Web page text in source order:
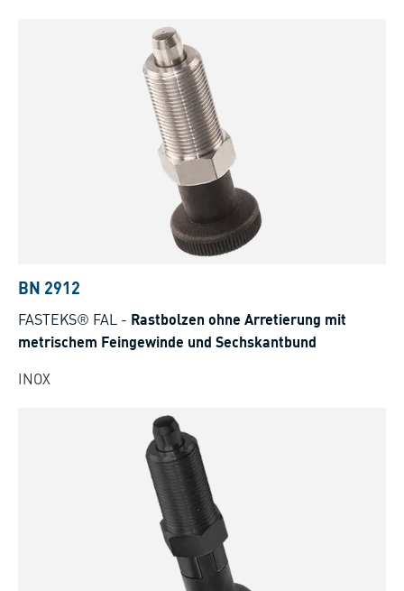
BN 2912
FASTEKS® FAL - Rastbolzen ohne Arretierung mit
metrischem Feingewinde und Sechskantbund
INOX